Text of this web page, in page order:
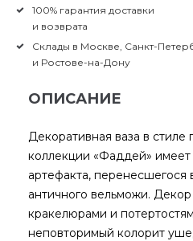
100% гарантия доставки
и возврата
Склады в Москве, Санкт-
и Ростове-на-Дону
ОПИСАНИЕ
Декоративная ваза в
коллекции «Фаддей»
артефакта,
античного вельможи.
кракелюрами и
неповторимый колорит